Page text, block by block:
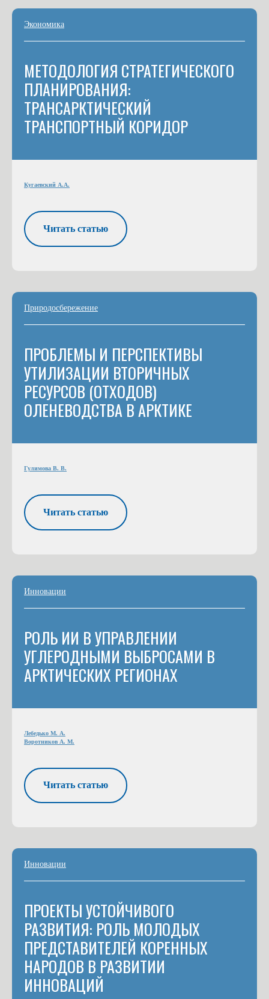
Экономика
МЕТОДОЛОГИЯ СТРАТЕГИЧЕСКОГО
ПЛАНИРОВАНИЯ:
ТРАНСАРКТИЧЕСКИЙ
ТРАНСПОРТНЫЙ КОРИДОР
Кугаевский А.А.
Читать статью
Природосбережение
ПРОБЛЕМЫ И ПЕРСПЕКТИВЫ
УТИЛИЗАЦИИ ВТОРИЧНЫХ
РЕСУРСОВ (ОТХОДОВ)
ОЛЕНЕВОДСТВА В АРКТИКЕ
Гулимова В. В.
Читать статью
Инновации
РОЛЬ ИИ В УПРАВЛЕНИИ
УГЛЕРОДНЫМИ ВЫБРОСАМИ В
АРКТИЧЕСКИХ РЕГИОНАХ
Лебедько М. А.
Воротников А. М.
Читать статью
Инновации
ПРОЕКТЫ УСТОЙЧИВОГО
РАЗВИТИЯ: РОЛЬ МОЛОДЫХ
ПРЕДСТАВИТЕЛЕЙ КОРЕННЫХ
НАРОДОВ В РАЗВИТИИ
ИННОВАЦИЙ